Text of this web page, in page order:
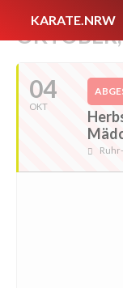
KARATE.NRW
04
OKT